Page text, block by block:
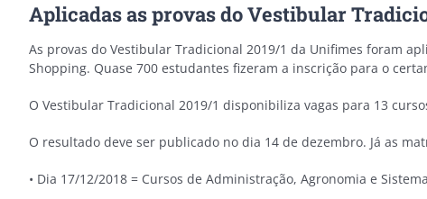
Aplicadas as provas do Vestibular
As provas do Vestibular Tradicional 2019/1 da Unifimes foram
Shopping. Quase 700 estudantes fizeram a inscrição para o
O Vestibular Tradicional 2019/1 disponibiliza vagas para 13
O resultado deve ser publicado no dia 14 de dezembro. Já as
• Dia 17/12/2018 = Cursos de Administração, Agronomia e